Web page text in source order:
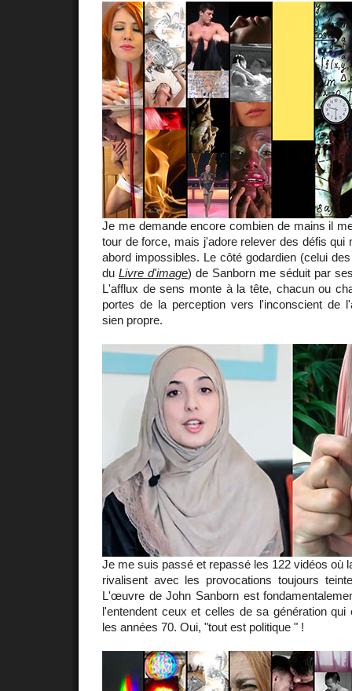
Je me demande encore combien de mains il
tour de force, mais j'adore relever des défis qui
abord impossibles. Le côté godardien (celui
du Livre d'image) de Sanborn me séduit par
L'afflux de sens monte à la tête, chacun ou
portes de la perception vers l'inconscient de
sien propre.
Je me suis passé et repassé les 122 vidéos où
rivalisent avec les provocations toujours
L'œuvre de John Sanborn est
l'entendent ceux et celles de sa génération qui
les années 70. Oui, "tout est politique " !